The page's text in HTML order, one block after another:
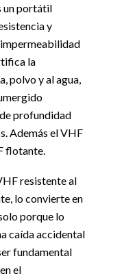
un portátil
y
la
polvo y al agua,
profundidad
Además el VHF
flotante.
resistente al
lo convierte en
porque lo
caída accidental
fundamental
el